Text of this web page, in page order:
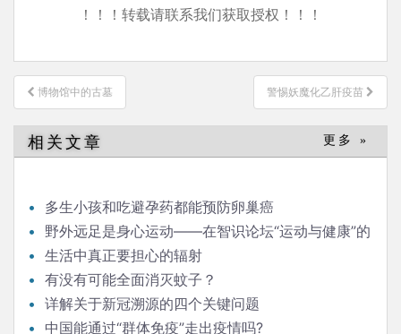
！！！转载请联系我们获取授权！！！
文
章
导
航
博物馆中的古墓 警惕妖魔化乙肝疫苗
相关文章 更多 »
多生小孩和吃避孕药都能预防卵巢癌
野外远足是身心运动——在智识论坛“运动与健康”的
发言生活中真正要担心的辐射
有没有可能全面消灭蚊子？
详解关于新冠溯源的四个关键问题
中国能通过“群体免疫”走出疫情吗?